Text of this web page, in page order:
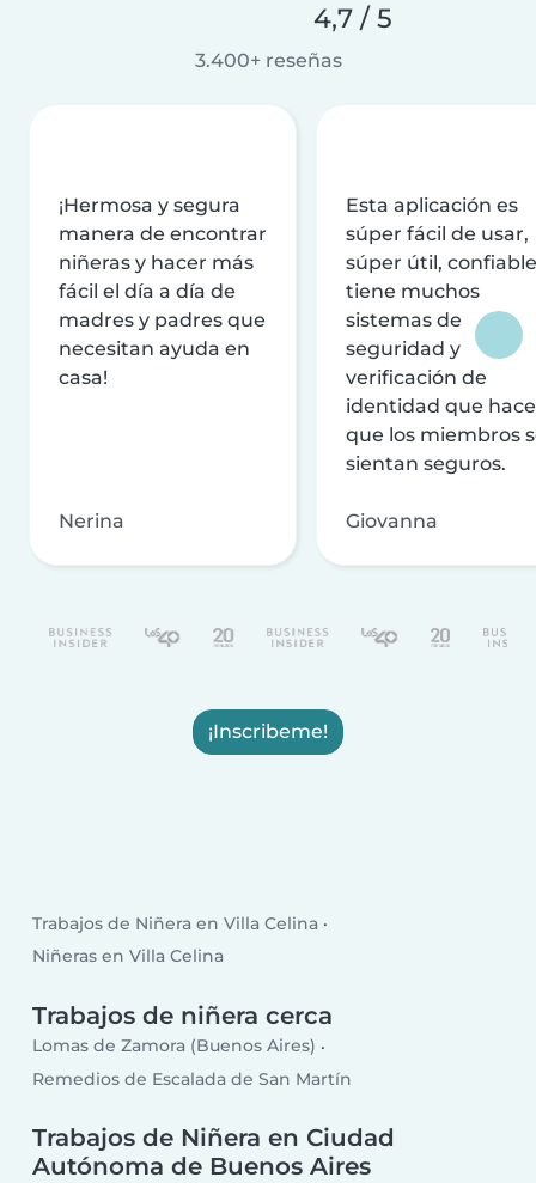
4,7 / 5
3.400+ reseñas
¡Hermosa y segura
manera de encontrar
niñeras y hacer más
fácil el día a día de
madres y padres que
necesitan ayuda en
casa!
Nerina
Esta aplicación es
súper fácil de usar,
súper útil,
tiene muchos
sistemas de
seguridad y
verificación de
identidad que
que los miembros
sientan seguros.
Giovanna
¡Inscribeme!
Trabajos de Niñera en Villa Celina
Niñeras en Villa Celina
Trabajos de niñera cerca
Lomas de Zamora (Buenos Aires)
Remedios de Escalada de San Martín
Trabajos de Niñera en Ciudad
Autónoma de Buenos Aires